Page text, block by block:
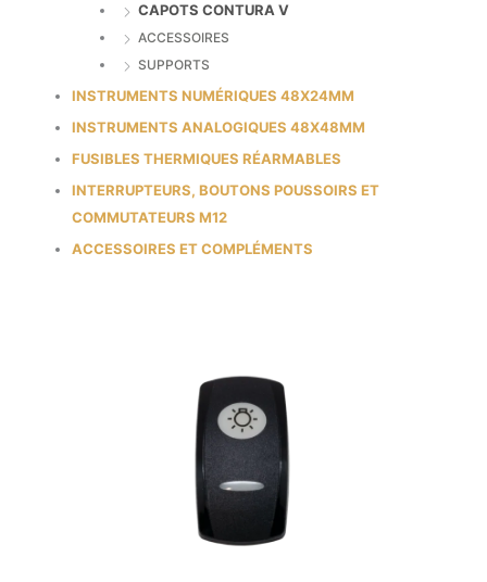
CAPOTS CONTURA V
ACCESSOIRES
SUPPORTS
INSTRUMENTS NUMÉRIQUES 48X24MM
INSTRUMENTS ANALOGIQUES 48X48MM
FUSIBLES THERMIQUES RÉARMABLES
INTERRUPTEURS, BOUTONS POUSSOIRS ET
COMMUTATEURS M12
ACCESSOIRES ET COMPLÉMENTS